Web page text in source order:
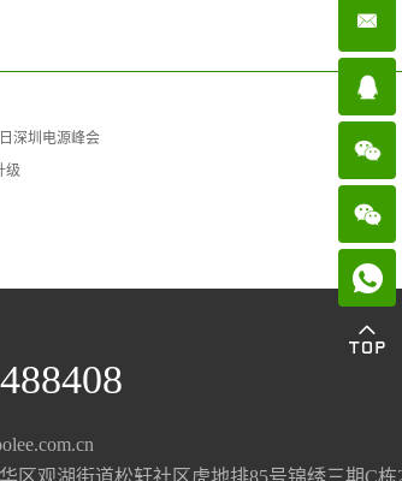
深圳电源峰会
级
区观湖街道松轩社区虎地排85号锦绣三期C栋
